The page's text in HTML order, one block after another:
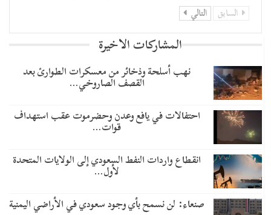
السابق التالي
المشاركات الاخيرة
نهب أسلحة وذخائر من معسكرات الطوارئ بعد
القصف الصاروخي…
احتفالات في يافع وعدن وحضرموت عقب استهداف
قوات…
انقطاع واردات النفط السعودي إلى الولايات المتحدة
لأول…
صنعاء: لن نسمح بأي وجود سعودي في الأراضي اليمنية